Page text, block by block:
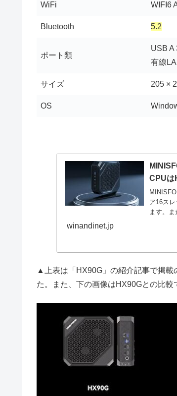
WiFi WIFI6
Bluetooth 5.2
ポート類
USB A
有線
サイズ 205 ×
OS
CPUは
ア16ス
ます。ま
winandinet.jp
▲上表は「HX90G」の紹介記事で掲載
た。また、下の画像はHX90Gとの比較